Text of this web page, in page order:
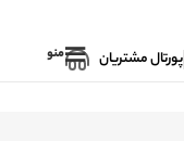
پورتال مشتریان منو